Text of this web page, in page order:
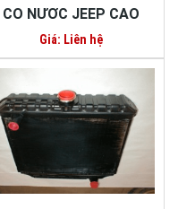
CO NƯƠC JEEP CAO
Giá: Liên hệ